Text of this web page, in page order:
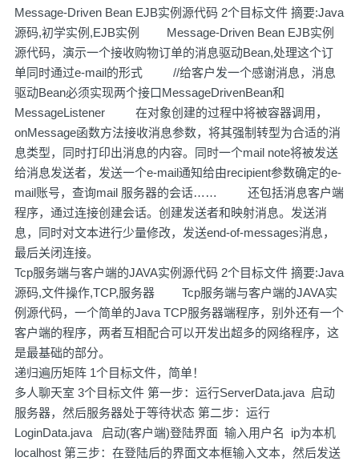
Message-Driven Bean EJB实例源代码 2个目标文件 摘要:Java
源码,初学实例,EJB实例 Message-Driven Bean EJB实例
源代码，演示一个接收购物订单的消息驱动Bean,处理这个订
单同时通过e-mail的形式 //给客户发一个感谢消息，消息
驱动Bean必须实现两个接口MessageDrivenBean和
MessageListener 在对象创建的过程中将被容器调用，
onMessage函数方法接收消息参数，将其强制转型为合适的消
息类型，同时打印出消息的内容。同时一个mail note将被发送
给消息发送者，发送一个e-mail通知给由recipient参数确定的e-
mail账号，查询mail 服务器的会话…… 还包括消息客户端
程序，通过连接创建会话。创建发送者和映射消息。发送消
息，同时对文本进行少量修改，发送end-of-messages消息，
最后关闭连接。
Tcp服务端与客户端的JAVA实例源代码 2个目标文件 摘要:Java
源码,文件操作,TCP,服务器 Tcp服务端与客户端的JAVA实
例源代码，一个简单的Java TCP服务器端程序，别外还有一个
客户端的程序，两者互相配合可以开发出超多的网络程序，这
是最基础的部分。
递归遍历矩阵 1个目标文件，简单！
多人聊天室 3个目标文件 第一步：运行ServerData.java 启动
服务器，然后服务器处于等待状态 第二步：运行
LoginData.java 启动(客户端)登陆界面 输入用户名 ip为本机
localhost 第三步：在登陆后的界面文本框输入文本，然后发送